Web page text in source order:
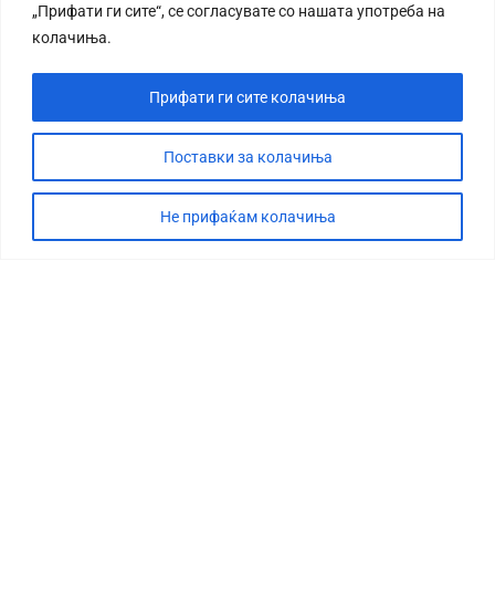
„Прифати ги сите“, се согласувате со нашата употреба на
колачиња.
Поставки за колачиња
Не прифаќам колачиња
Прифати ги сите колачиња